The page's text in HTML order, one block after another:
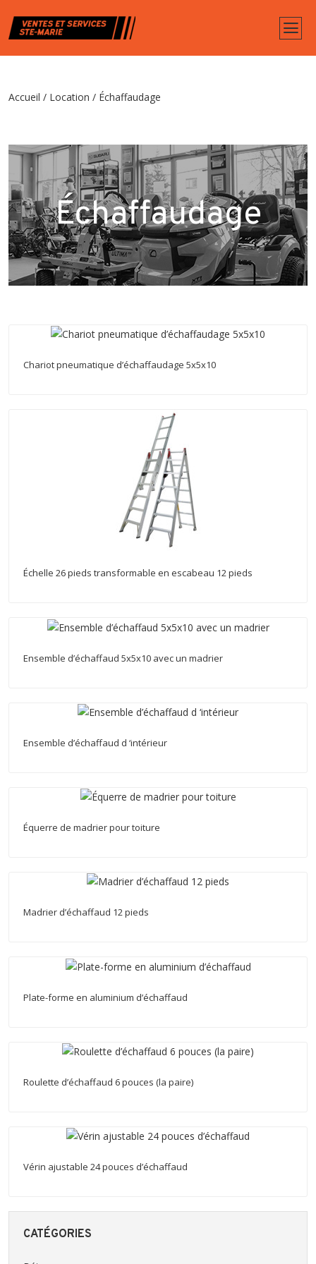
Accueil / Location / Échaffaudage
CATÉGORIES
Échaffaudage
Chariot pneumatique d’échaffaudage 5x5x10
Échelle 26 pieds transformable en escabeau 12 pieds
Ensemble d’échaffaud 5x5x10 avec un madrier
Ensemble d’échaffaud d ‘intérieur
Équerre de madrier pour toiture
Madrier d’échaffaud 12 pieds
Plate-forme en aluminium d’échaffaud
Roulette d’échaffaud 6 pouces (la paire)
Vérin ajustable 24 pouces d’échaffaud